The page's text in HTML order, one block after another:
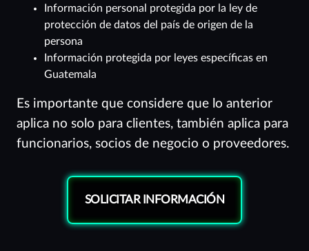
Información personal protegida por la ley de
protección de datos del país de origen de la
persona
Información protegida por leyes específicas en
Guatemala
Es importante que considere que lo anterior
aplica no solo para clientes, también aplica para
funcionarios, socios de negocio o proveedores.
SOLICITAR INFORMACIÓN